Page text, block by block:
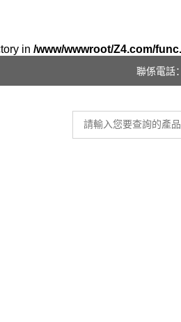
in /www/wwwroot/Z4.com/
聯係電話：